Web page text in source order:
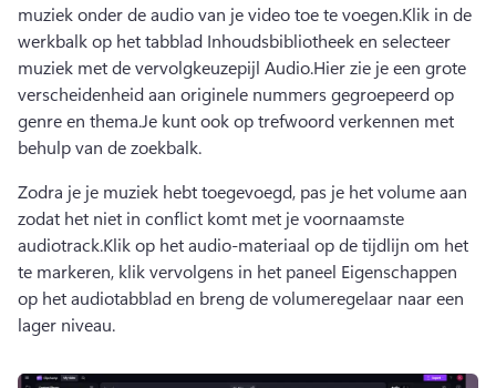
muziek onder de audio van je video toe te voegen.Klik in de
werkbalk op het tabblad Inhoudsbibliotheek en selecteer
muziek met de vervolgkeuzepijl Audio.Hier zie je een grote
verscheidenheid aan originele nummers gegroepeerd op
genre en thema.Je kunt ook op trefwoord verkennen met
behulp van de zoekbalk.
Zodra je je muziek hebt toegevoegd, pas je het volume aan
zodat het niet in conflict komt met je voornaamste
audiotrack.Klik op het audio-materiaal op de tijdlijn om het
te markeren, klik vervolgens in het paneel Eigenschappen
op het audiotabblad en breng de volumeregelaar naar een
lager niveau.